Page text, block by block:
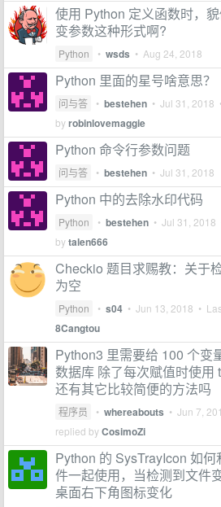
使用 Python 定义函数时，
变参数这种形式啊?
Python • wsds • Aug 24, 2018
Python 里面的星号啥意思？
问与答 • bestehen • Jul 31, 2018
byrobinlovemaggie
Python 命令行参数问题
问与答 • bestehen • Jul 31, 2018
Python 中的去除水印代码
Python • bestehen • Jul 31, 2018
bytalen666
Checkio 题目求赐教：关于
为空
Python • s04 • Jun 13, 2018 •
8Cangtou
Python3 里需要给 100 个变
数据库 除了每次赋值时使用
还有其它比较简便的方法吗
程序员 • whereabouts • Jun 7,
replied byCosimoZi
Python 的 SysTrayIcon 如
件一起使用，当检测到文件
桌面右下角图标变化